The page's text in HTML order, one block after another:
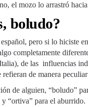
el mozo lo arrastró
boludo?
pero si lo hiciste
completamente
de las influencias
de manera
de alguien, “boludo”
“ortiva” para el